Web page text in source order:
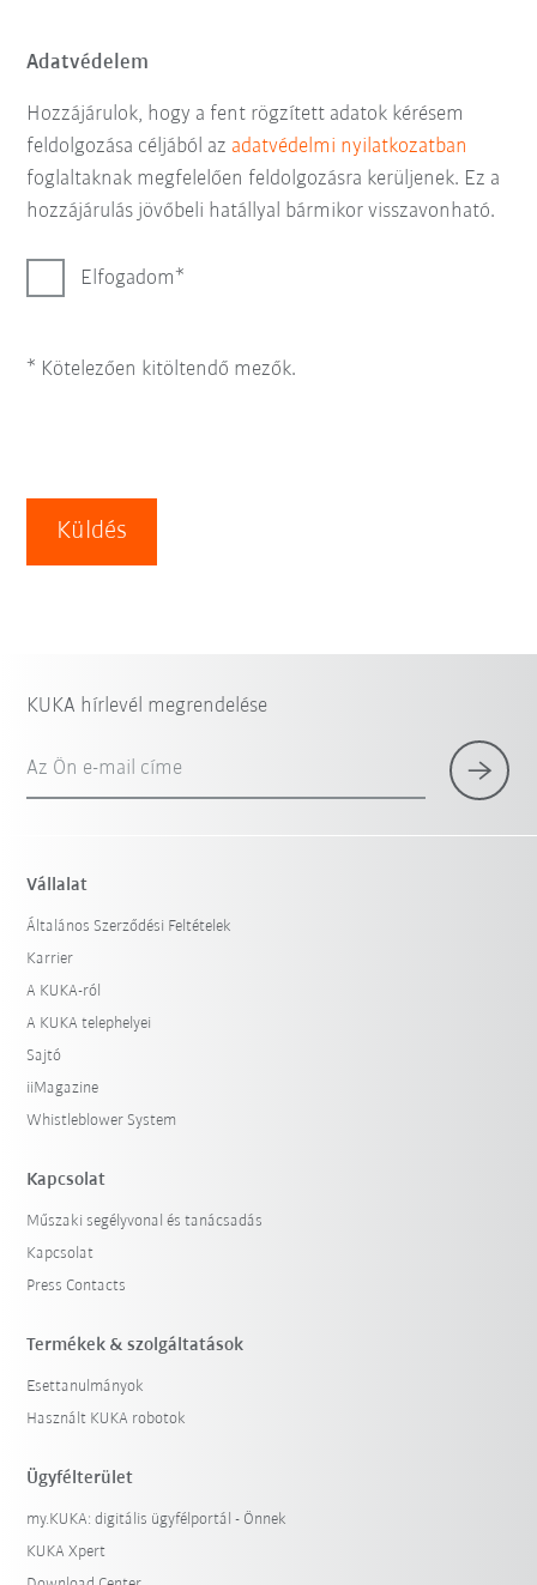
Adatvédelem
Hozzájárulok, hogy a fent rögzített adatok kérésem
feldolgozása céljából az adatvédelmi nyilatkozatban
foglaltaknak megfelelően feldolgozásra kerüljenek. Ez a
hozzájárulás jövőbeli hatállyal bármikor visszavonható.
Elfogadom
* Kötelezően kitöltendő mezők.
Küldés
KUKA hírlevél megrendelése
Az Ön e-mail címe
Vállalat
Általános Szerződési Feltételek
Karrier
A KUKA-ról
A KUKA telephelyei
Sajtó
iiMagazine
Whistleblower System
Kapcsolat
Műszaki segélyvonal és tanácsadás
Kapcsolat
Press Contacts
Termékek & szolgáltatások
Esettanulmányok
Használt KUKA robotok
Ügyfélterület
my.KUKA: digitális ügyfélportál - Önnek
KUKA Xpert